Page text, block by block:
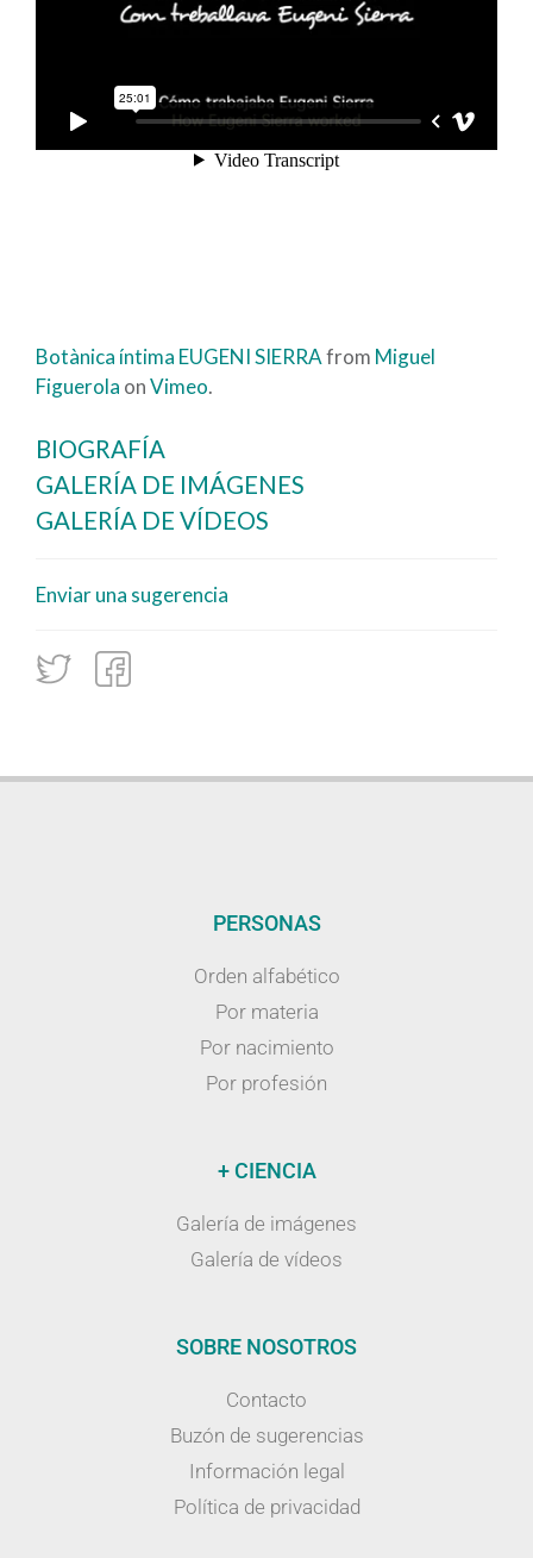
Botànica íntima EUGENI SIERRAfrom Miguel
Figuerola onVimeo.
BIOGRAFÍA
GALERÍA DE IMÁGENES
GALERÍA DE VÍDEOS
Enviar una sugerencia
PERSONAS
Orden alfabético
Por materia
Por nacimiento
Por profesión
+ CIENCIA
Galería de imágenes
Galería de vídeos
SOBRE NOSOTROS
Contacto
Buzón de sugerencias
Información legal
Política de privacidad